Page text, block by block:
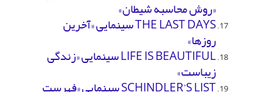
«روش محاسبه شیطان»
THE LAST DAYS سینمایی «آخرین
روزها»
LIFE IS BEAUTIFUL سینمایی «زندگی
زیباست»
SCHINDLER’S LIST سینمایی «فهرست